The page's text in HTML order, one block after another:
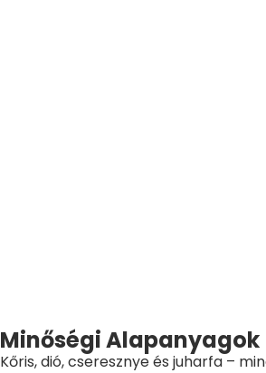
Minőségi Alapanyagok
Kőris, dió, cseresznye és juharfa –